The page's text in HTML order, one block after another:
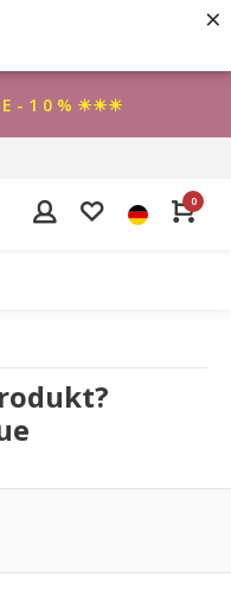
×
E - 1 0 % ☀☀☀
0